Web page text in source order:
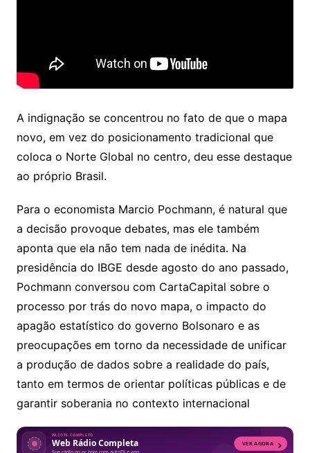
A indignação se concentrou no fato de que o mapa
novo, em vez do posicionamento tradicional que
coloca o Norte Global no centro, deu esse destaque
ao próprio Brasil.
Para o economista Marcio Pochmann, é natural que
a decisão provoque debates, mas ele também
aponta que ela não tem nada de inédita. Na
presidência do IBGE desde agosto do ano passado,
Pochmann conversou com CartaCapital sobre o
processo por trás do novo mapa, o impacto do
apagão estatístico do governo Bolsonaro e as
preocupações em torno da necessidade de unificar
a produção de dados sobre a realidade do país,
tanto em termos de orientar políticas públicas e de
garantir soberania no contexto internacional